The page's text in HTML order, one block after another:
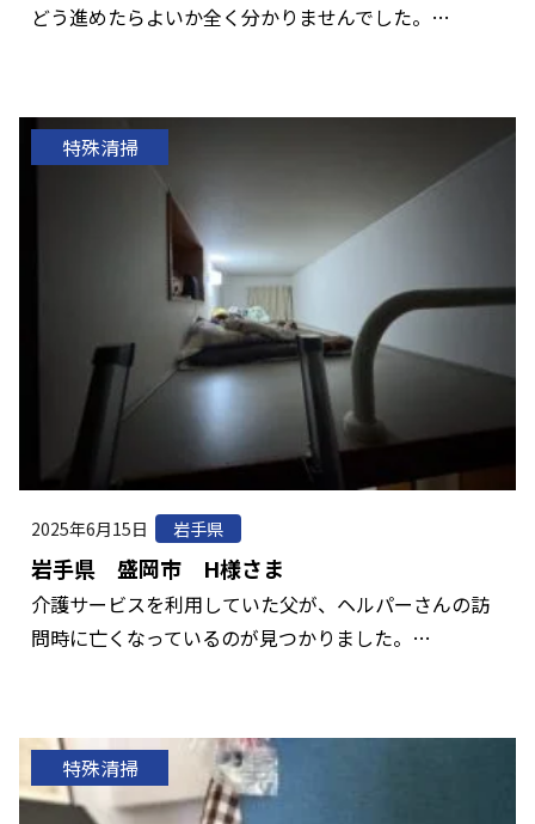
どう進めたらよいか全く分かりませんでした。…
特殊清掃
2025年6月15日 岩手県
岩手県 盛岡市 H様さま
介護サービスを利用していた父が、ヘルパーさんの訪
問時に亡くなっているのが見つかりました。…
特殊清掃